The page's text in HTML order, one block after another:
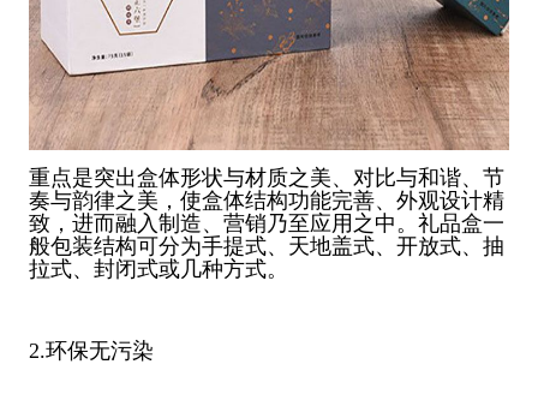
重点是突出盒体形状与材质之美、对比与和谐、节
奏与韵律之美，使盒体结构功能完善、外观设计精
致，进而融入制造、营销乃至应用之中。礼品盒一
般包装结构可分为手提式、天地盖式、开放式、抽
拉式、封闭式或几种方式。
2.环保无污染